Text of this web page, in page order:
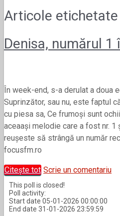
Articole etichetate
Denisa, numărul 1
În week-end, s-a derulat a doua
Suprinzător, sau nu, este faptul
cu piesa sa, Ce frumoși sunt
aceaași melodie care a fost nr.
reușeste să strângă un număr
focusfm.ro
Citește tot Scrie un comentariu
This poll is closed!
Poll activity:
Start date 05-01-2026 00:00:00
End date 31-01-2026 23:59:59